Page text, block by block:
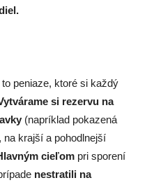
to peniaze, ktoré si každý
si rezervu na
(napríklad pokazená
na krajší a pohodlnejší
cieľom pri sporení
nestratili na